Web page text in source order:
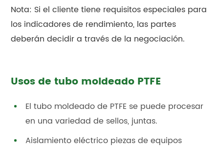
Nota: Si el cliente tiene requisitos especiales para
los indicadores de rendimiento, las partes
deberán decidir a través de la negociación.
Usos de tubo moldeado PTFE
El tubo moldeado de PTFE se puede procesar
en una variedad de sellos, juntas.
Aislamiento eléctrico piezas de equipos